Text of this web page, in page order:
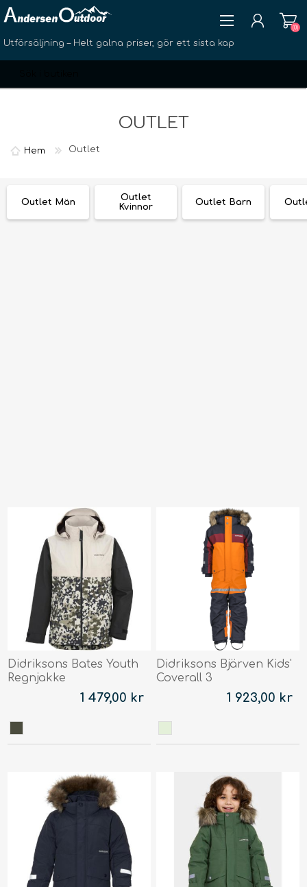
Utförsäljning – Helt galna priser, gör ett sista kap
ÖNSKELISTA
(0)
OUTLET
Hem Outlet
Outlet Män
Outlet
Kvinnor
Outlet Barn
Didriksons Bates Youth
Regnjakke
1 479,00 kr
Didriksons Bjärven Kids'
Coverall 3
1 923,00 kr